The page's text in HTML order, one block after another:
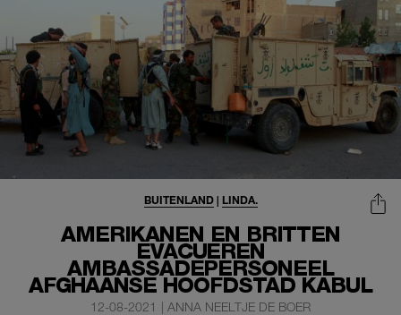
AMERIKANEN EN BRITTEN
EVACUEREN
AMBASSADEPERSONEEL
AFGHAANSE HOOFDSTAD KABUL
BUITENLAND| LINDA.
12-08-2021 | ANNA NEELTJE DE BOER